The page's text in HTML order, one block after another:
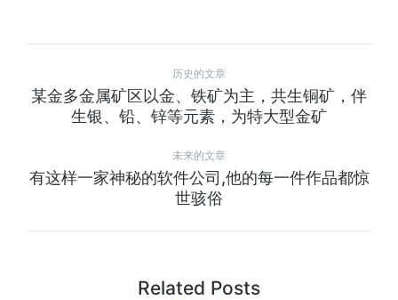
历史的文章
某金多金属矿区以金、铁矿为主，共生铜矿，伴
生银、铅、锌等元素，为特大型金矿
未来的文章
有这样一家神秘的软件公司,他的每一件作品都惊
世骇俗
Related Posts